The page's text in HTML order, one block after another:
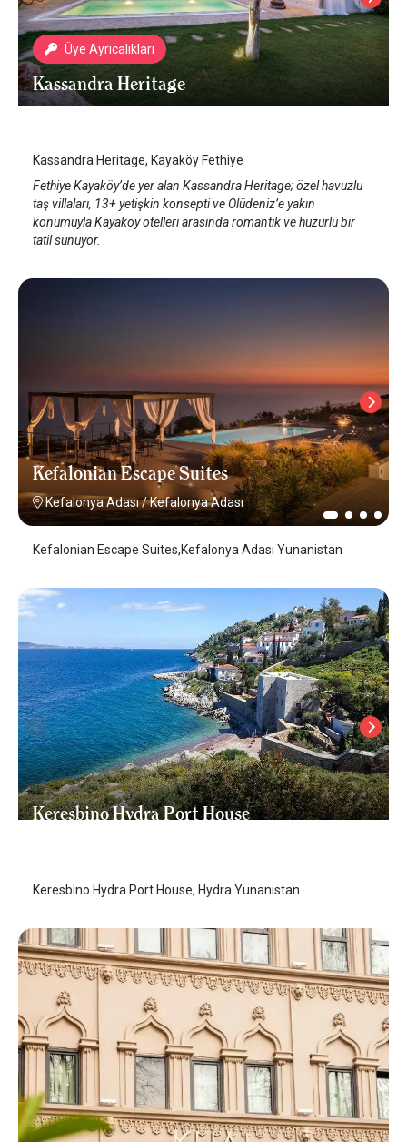
Üye Ayrıcalıkları
Kassandra Heritage
Kassandra Heritage, Kayaköy Fethiye
Fethiye Kayaköy’de yer alan Kassandra Heritage; özel havuzlu
taş villaları, 13+ yetişkin konsepti ve Ölüdeniz’e yakın
konumuyla Kayaköy otelleri arasında romantik ve huzurlu bir
tatil sunuyor.
Kefalonian Escape Suites
Kefalonya Adası/Kefalonya Adası
Kefalonian Escape Suites,Kefalonya Adası Yunanistan
Keresbino Hydra Port House
Keresbino Hydra Port House, Hydra Yunanistan